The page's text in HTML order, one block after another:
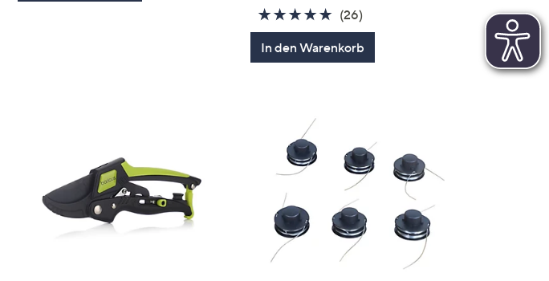
4.8
von
5
(26)
Bewertungen
In den Warenkorb